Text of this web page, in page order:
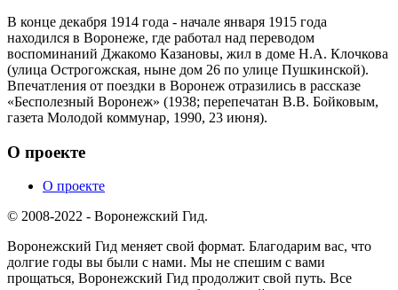
В конце декабря 1914 года - начале января 1915 года
находился в Воронеже, где работал над переводом
воспоминаний Джакомо Казановы, жил в доме Н.А. Клочкова
(улица Острогожская, ныне дом 26 по улице Пушкинской).
Впечатления от поездки в Воронеж отразились в рассказе
«Бесполезный Воронеж» (1938; перепечатан В.В. Бойковым,
газета Молодой коммунар, 1990, 23 июня).
О проекте
О проекте
© 2008-2022 - Воронежский Гид.
Воронежский Гид меняет свой формат. Благодарим вас, что
долгие годы вы были с нами. Мы не спешим с вами
прощаться, Воронежский Гид продолжит свой путь. Все